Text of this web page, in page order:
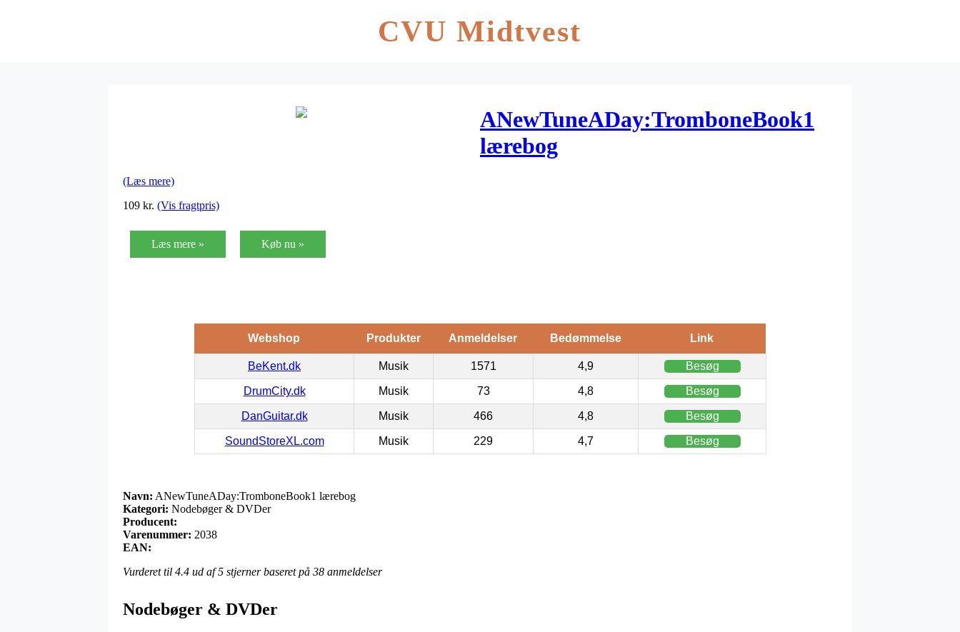
CVU Midtvest
ANewTuneADay:TromboneBook1
lærebog
(Læs mere)
109 kr. (Vis fragtpris)
Læs mere » Køb nu »
Webshop Produkter Anmeldelser Bedømmelse Link
BeKent.dk Musik 1571 4,9 Besøg
DrumCity.dk Musik 73 4,8 Besøg
DanGuitar.dk Musik 466 4,8 Besøg
SoundStoreXL.com Musik 229 4,7 Besøg
Navn: ANewTuneADay:TromboneBook1 lærebog
Kategori: Nodebøger & DVDer
Producent:
Varenummer: 2038
EAN:
Vurderet til 4.4 ud af 5 stjerner baseret på 38 anmeldelser
Nodebøger & DVDer